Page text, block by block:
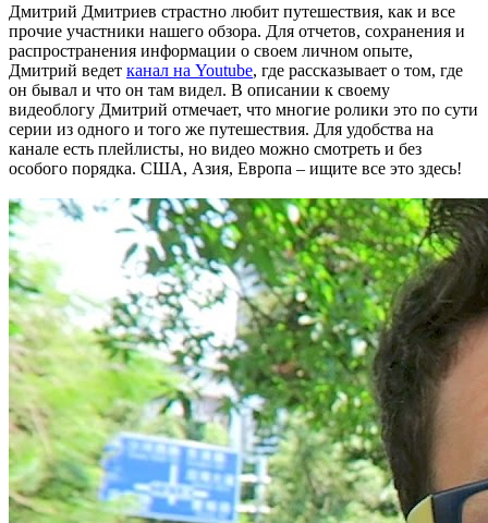
Дмитрий Дмитриев страстно любит путешествия, как и все
прочие участники нашего обзора. Для отчетов, сохранения и
распространения информации о своем личном опыте,
Дмитрий ведет канал на Youtube, где рассказывает о том, где
он бывал и что он там видел. В описании к своему
видеоблогу Дмитрий отмечает, что многие ролики это по сути
серии из одного и того же путешествия. Для удобства на
канале есть плейлисты, но видео можно смотреть и без
особого порядка. США, Азия, Европа – ищите все это здесь!